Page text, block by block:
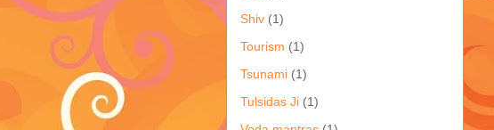
Shiv (1)
Tourism (1)
Tsunami (1)
Tulsidas Ji (1)